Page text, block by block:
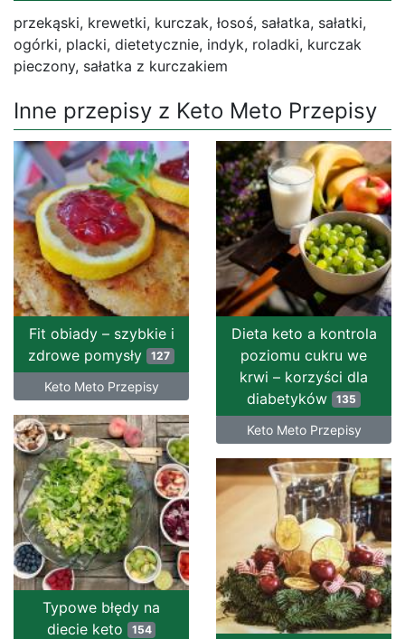
przekąski, krewetki, kurczak, łosoś, sałatka, sałatki,
ogórki, placki, dietetycznie, indyk, roladki, kurczak
pieczony, sałatka z kurczakiem
Inne przepisy z Keto Meto Przepisy
Fit obiady – szybkie i
zdrowe pomysły 127
Keto Meto Przepisy
Dieta keto a kontrola
poziomu cukru we
krwi – korzyści dla
diabetyków 135
Keto Meto Przepisy
Typowe błędy na
diecie keto
154